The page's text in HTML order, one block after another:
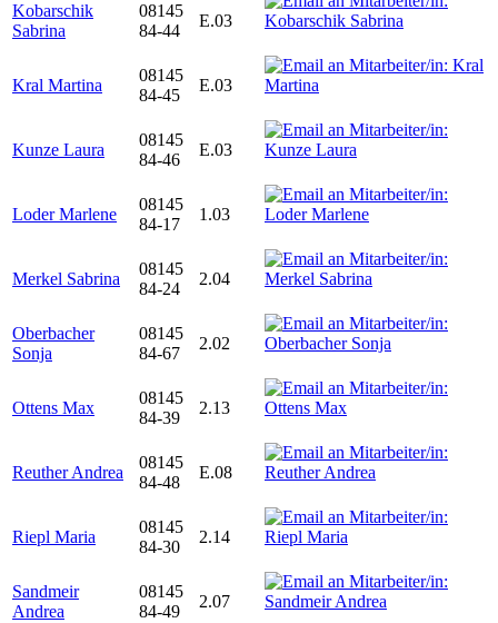
Kobarschik
Sabrina
08145
84-44
E.03
Kral Martina
08145
84-45
E.03
Kunze Laura
08145
84-46
E.03
Loder Marlene
08145
84-17
1.03
Merkel Sabrina
08145
84-24
2.04
Oberbacher
Sonja
08145
84-67
2.02
Ottens Max
08145
84-39
2.13
Reuther Andrea
08145
84-48
E.08
Riepl Maria
08145
84-30
2.14
Sandmeir
Andrea
08145
84-49
2.07